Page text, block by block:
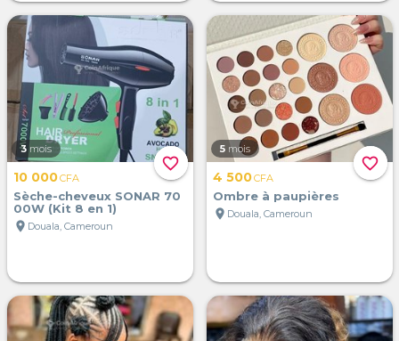
favorite_border
3 mois
10 000CFA
Sèche-cheveux SONAR 70
00W (Kit 8 en 1)
location_on Douala, Cameroun
favorite_border
5 mois
4 500CFA
Ombre à paupières
location_on Douala, Cameroun